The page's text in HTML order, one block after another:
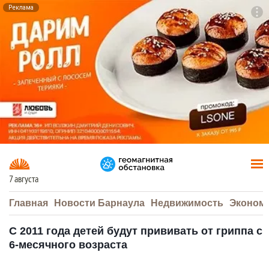
Реклама
7 августа
Главная Новости Барнаула Недвижимость
С 2011 года детей будут прививать от гриппа с
6-месячного возраста